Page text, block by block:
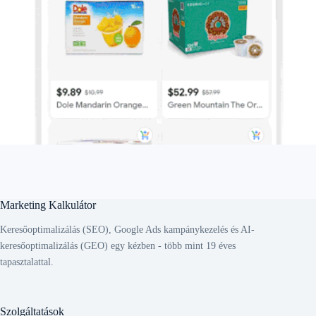
Marketing Kalkulátor
Keresőoptimalizálás (SEO), Google Ads kampánykezelés és AI-
keresőoptimalizálás (GEO) egy kézben - több mint 19 éves
tapasztalattal.
Szolgáltatások